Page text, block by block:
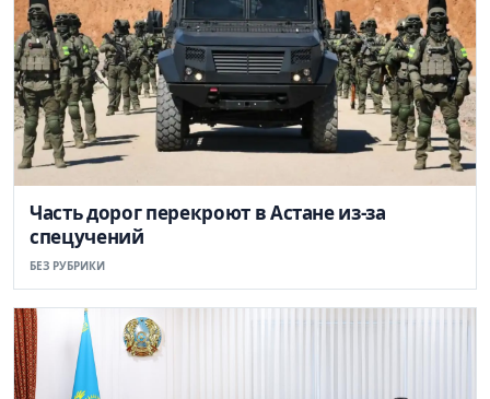
Часть дорог перекроют в Астане из-за
спецучений
БЕЗ РУБРИКИ